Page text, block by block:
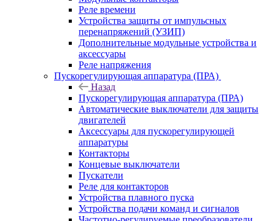
Реле времени
Устройства защиты от импульсных
перенапряжений (УЗИП)
Дополнительные модульные устройства и
аксессуары
Реле напряжения
Пускорегулирующая аппаратура (ПРА)
Назад
Пускорегулирующая аппаратура (ПРА)
Автоматические выключатели для защиты
двигателей
Аксессуары для пускорегулирующей
аппаратуры
Контакторы
Концевые выключатели
Пускатели
Реле для контакторов
Устройства плавного пуска
Устройства подачи команд и сигналов